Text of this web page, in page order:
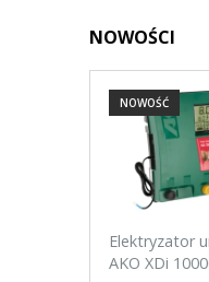
NOWOŚCI
Elektryzator
AKO XDi
NOWOŚĆ